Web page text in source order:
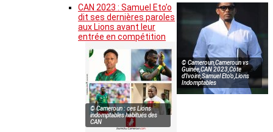
© Cameroun,Cameroun vs
Guinée,CAN 2023,Côte
d’Ivoire,Samuel Eto’o,Lions
Indomptables
CAN 2023 : Samuel Eto’o
dit ses dernières paroles
aux Lions avant leur
entrée en compétition
© Cameroun : ces Lions
indomptables habitués des
CAN